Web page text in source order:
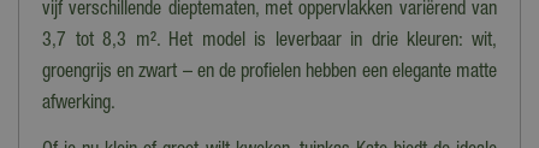
vijf verschillende dieptematen, met oppervlakken variërend van
3,7 tot 8,3 m². Het model is leverbaar in drie kleuren: wit,
groengrijs en zwart – en de profielen hebben een elegante matte
afwerking.